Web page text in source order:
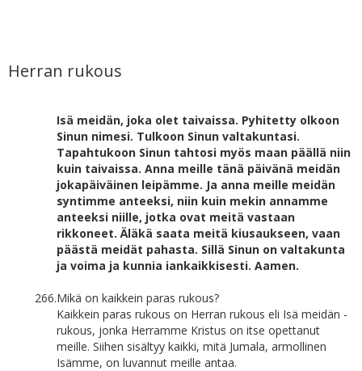
Herran rukous
Isä meidän, joka olet taivaissa. Pyhitetty olkoon
Sinun nimesi. Tulkoon Sinun valtakuntasi.
Tapahtukoon Sinun tahtosi myös maan päällä niin
kuin taivaissa. Anna meille tänä päivänä meidän
jokapäiväinen leipämme. Ja anna meille meidän
syntimme anteeksi, niin kuin mekin annamme
anteeksi niille, jotka ovat meitä vastaan
rikkoneet. Äläkä saata meitä kiusaukseen, vaan
päästä meidät pahasta. Sillä Sinun on valtakunta
ja voima ja kunnia iankaikkisesti. Aamen.
266.Mikä on kaikkein paras rukous?
Kaikkein paras rukous on Herran rukous eli Isä meidän -
rukous, jonka Herramme Kristus on itse opettanut
meille. Siihen sisältyy kaikki, mitä Jumala, armollinen
Isämme, on luvannut meille antaa.